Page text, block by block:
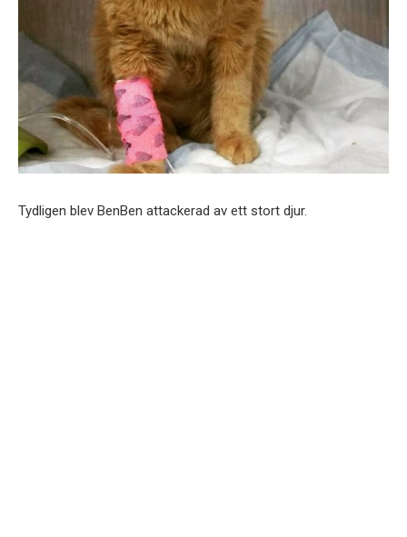
Tydligen blev BenBen attackerad av ett stort djur.